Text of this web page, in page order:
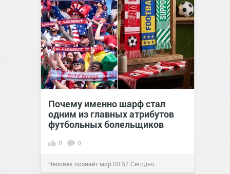
Почему именно шарф стал
одним из главных атрибутов
футбольных болельщиков
0 0
Человек познаёт мир00:52 Сегодня